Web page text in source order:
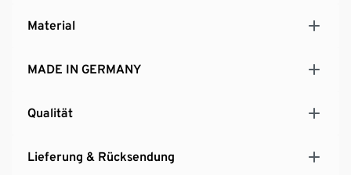
Material
MADE IN GERMANY
Qualität
Lieferung & Rücksendung